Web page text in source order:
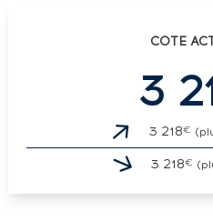
COTE
3
3 218€
3 218€